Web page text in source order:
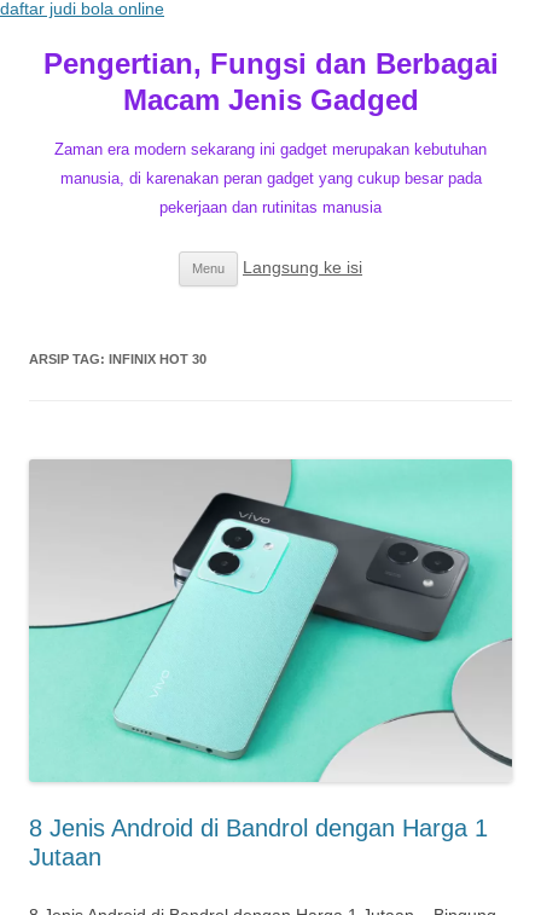
daftar judi bola online
Pengertian, Fungsi dan Berbagai
Macam Jenis Gadged
Zaman era modern sekarang ini gadget merupakan kebutuhan
manusia, di karenakan peran gadget yang cukup besar pada
pekerjaan dan rutinitas manusia
Menu Langsung ke isi
ARSIP TAG: INFINIX HOT 30
8 Jenis Android di Bandrol dengan Harga 1
Jutaan